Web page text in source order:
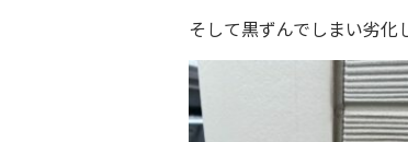
そして黒ずんでしまい劣化